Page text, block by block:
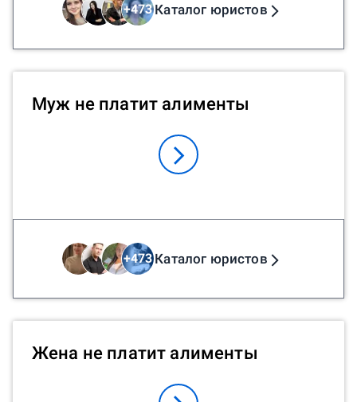
+473Каталог юристов
Муж не платит алименты
+473Каталог юристов
Жена не платит алименты